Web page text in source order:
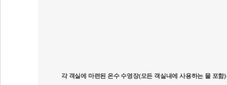
각 객실에 마련된 온수 수영장(모든 객실내에 사용하는 물 포함)